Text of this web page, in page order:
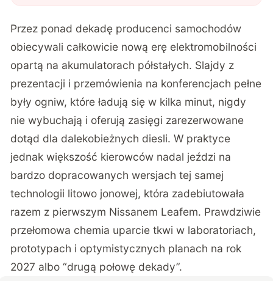
sprzedawać. Takiego samochodu jeszcze
Przez ponad dekadę producenci samochodów
obiecywali całkowicie nową erę elektromobilności
opartą na akumulatorach półstałych. Slajdy z
prezentacji i przemówienia na konferencjach pełne
były ogniw, które ładują się w kilka minut, nigdy
nie wybuchają i oferują zasięgi zarezerwowane
dotąd dla dalekobieżnych diesli. W praktyce
jednak większość kierowców nadal jeździ na
bardzo dopracowanych wersjach tej samej
technologii litowo jonowej, która zadebiutowała
razem z pierwszym Nissanem Leafem. Prawdziwie
przełomowa chemia uparcie tkwi w laboratoriach,
prototypach i optymistycznych planach na rok
2027 albo “drugą połowę dekady”.